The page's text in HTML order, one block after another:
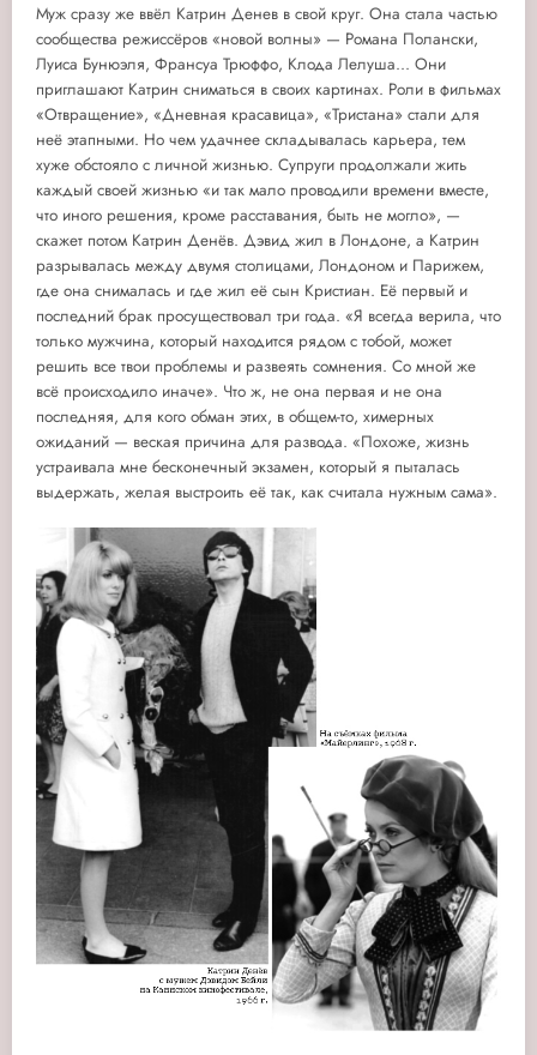
Муж сразу же ввёл Катрин Денев в свой круг. Она стала частью
сообщества режиссёров «новой волны» — Романа Полански,
Луиса Бунюэля, Франсуа Трюффо, Клода Лелуша... Они
приглашают Катрин сниматься в своих картинах. Роли в фильмах
«Отвращение», «Дневная красавица», «Тристана» стали для
неё этапными. Но чем удачнее складывалась карьера, тем
хуже обстояло с личной жизнью. Супруги продолжали жить
каждый своей жизнью «и так мало проводили времени вместе,
что иного решения, кроме расставания, быть не могло», —
скажет потом Катрин Денёв. Дэвид жил в Лондоне, а Катрин
разрывалась между двумя столицами, Лондоном и Парижем,
где она снималась и где жил её сын Кристиан. Её первый и
последний брак просуществовал три года. «Я всегда верила, что
только мужчина, который находится рядом с тобой, может
решить все твои проблемы и развеять сомнения. Со мной же
всё происходило иначе». Что ж, не она первая и не она
последняя, для кого обман этих, в общем-то, химерных
ожиданий — веская причина для развода. «Похоже, жизнь
устраивала мне бесконечный экзамен, который я пыталась
выдержать, желая выстроить её так, как считала нужным сама».